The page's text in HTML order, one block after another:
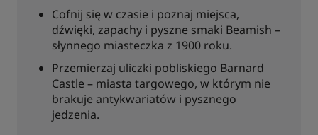
Cofnij się w czasie i poznaj miejsca,
dźwięki, zapachy i pyszne smaki Beamish –
słynnego miasteczka z 1900 roku.
Przemierzaj uliczki pobliskiego Barnard
Castle – miasta targowego, w którym nie
brakuje antykwariatów i pysznego
jedzenia.